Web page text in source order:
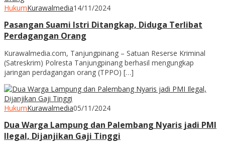
HukumKurawalmedia14/11/2024
Pasangan Suami Istri Ditangkap, Diduga Terlibat
Perdagangan Orang
Kurawalmedia.com, Tanjungpinang – Satuan Reserse Kriminal
(Satreskrim) Polresta Tanjungpinang berhasil mengungkap
jaringan perdagangan orang (TPPO) […]
HukumKurawalmedia05/11/2024
Dua Warga Lampung dan Palembang Nyaris jadi PMI
Ilegal, Dijanjikan Gaji Tinggi